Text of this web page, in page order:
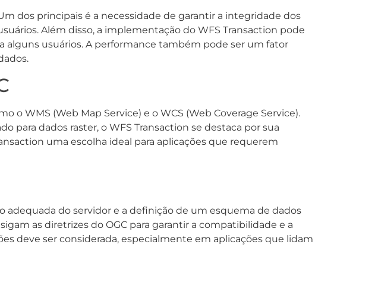
dos principais é a necessidade de garantir a integridade dos
Além disso, a implementação do WFS Transaction pode
usuários. A performance também pode ser um fator
o WMS (Web Map Service) e o WCS (Web Coverage Service).
para dados raster, o WFS Transaction se destaca por sua
uma escolha ideal para aplicações que requerem
do servidor e a definição de um esquema de dados
as diretrizes do OGC para garantir a compatibilidade e a
deve ser considerada, especialmente em aplicações que lidam